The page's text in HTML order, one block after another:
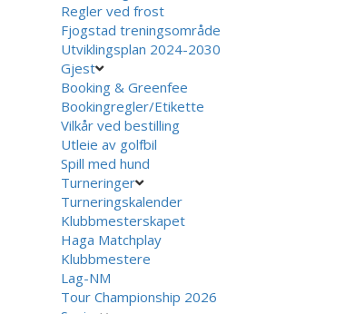
Regler ved frost
Fjogstad treningsområde
Utviklingsplan 2024-2030
Gjest
Booking & Greenfee
Bookingregler/Etikette
Vilkår ved bestilling
Utleie av golfbil
Spill med hund
Turneringer
Turneringskalender
Klubbmesterskapet
Haga Matchplay
Klubbmestere
Lag-NM
Tour Championship 2026